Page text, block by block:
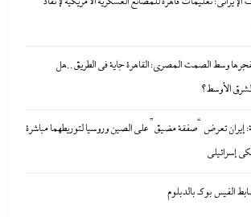
إيران تعرض “صفقة مضيق” على الصين وروسيا
هرمز بترقب أمريكي إسرائيلى
يفجرها وسط الصمت المصري: القاهرة جاية في الطريق..هل
الأوسط؟
إيران تعرض “صفقة مضيق” على الصين وروسيا لتوريطهما مباشرة
إسرائيلى
الفيس بوك بالدبلوم